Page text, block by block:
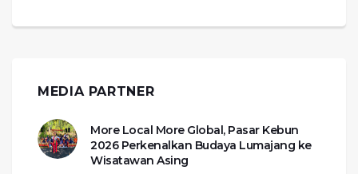
MEDIA PARTNER
More Local More Global, Pasar Kebun
2026 Perkenalkan Budaya Lumajang ke
Wisatawan Asing